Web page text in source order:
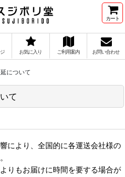
カート
お気に入り ご利用案内 お問い合わせ
について
て
により、全国的に各運送会社様の
りもお届けに時間を要する場合が